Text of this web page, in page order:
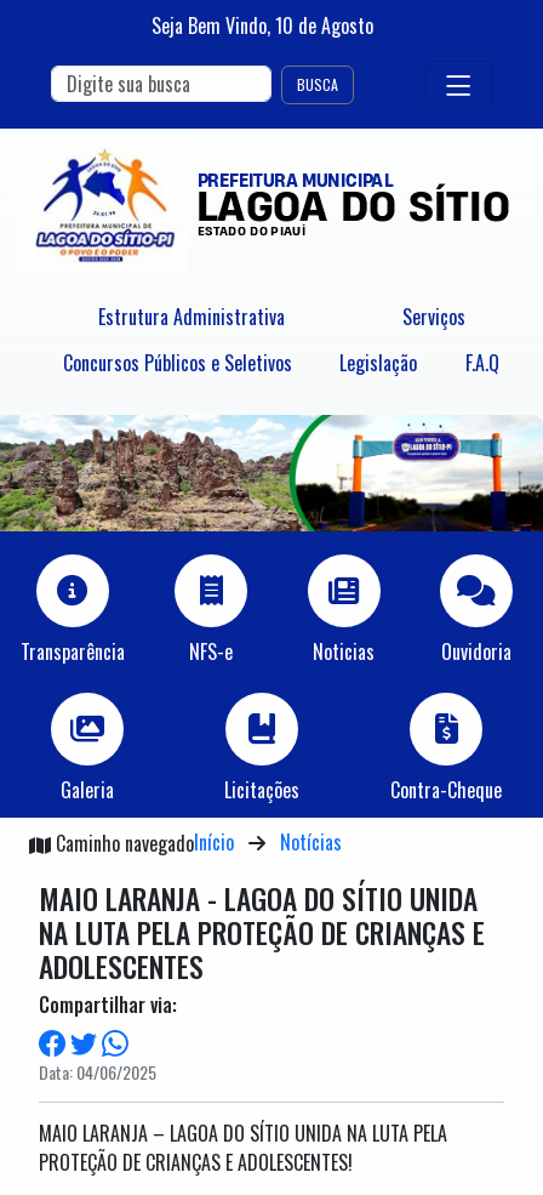
Seja Bem Vindo,10 deAgosto
BUSCA
Estrutura Administrativa
Serviços
Concursos Públicos e Seletivos
Legislação F.A.Q
Transparência NFS-e Noticias Ouvidoria
Galeria Licitações
Contra-Cheque
Caminho navegadoInício Notícias
MAIO LARANJA - LAGOA DO SÍTIO UNIDA
NA LUTA PELA PROTEÇÃO DE CRIANÇAS E
ADOLESCENTES
Compartilhar via:
Data: 04/06/2025
MAIO LARANJA – LAGOA DO SÍTIO UNIDA NA LUTA PELA
PROTEÇÃO DE CRIANÇAS E ADOLESCENTES!